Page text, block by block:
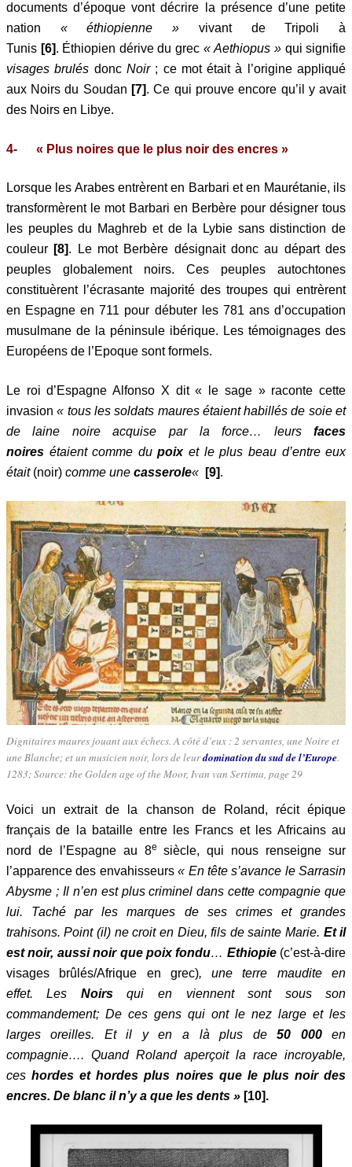
documents d’époque vont décrire la présence d’une petite
nation « éthiopienne » vivant de Tripoli à
Tunis [6]. Éthiopien dérive du grec « Aethiopus »qui signifie
visages brulés donc Noir ; ce mot était à l’origine appliqué
aux Noirs du Soudan [7]. Ce qui prouve encore qu’il y avait
des Noirs en Libye.
4- « Plus noires que le plus noir des encres »
Lorsque les Arabes entrèrent en Barbari et en Maurétanie, ils
transformèrent le mot Barbari en Berbère pour désigner tous
les peuples du Maghreb et de la Lybie sans distinction de
couleur [8]. Le mot Berbère désignait donc au départ des
peuples globalement noirs. Ces peuples autochtones
constituèrent l’écrasante majorité des troupes qui entrèrent
en Espagne en 711 pour débuter les 781 ans d’occupation
musulmane de la péninsule ibérique. Les témoignages des
Européens de l’Epoque sont formels.
Le roi d’Espagne Alfonso X dit « le sage » raconte cette
invasion« tous les soldats maures étaient habillés de soie et
de laine noire acquise par la force… leursfaces
noiresétaient comme dupoixet le plus beau d’entre eux
était (noir)comme une casserole« [9].
Dignitaires maures jouant aux échecs. A côté d’eux : 2 servantes, une Noire et
une Blanche; et un musicien noir, lors de leurdomination du sud de l’Europe.
1283; Source: the Golden age of the Moor, Ivan van Sertima, page 29
Voici un extrait de la chanson de Roland, récit épique
français de la bataille entre les Francs et les Africains au
nord de l’Espagne au 8e
siècle, qui nous renseigne sur
l’apparence des envahisseurs« En tête s’avance le Sarrasin
Abysme; Il n’en est plus criminel dans cette compagnie que
lui. Taché par les marques de ses crimes et grandes
trahisons. Point (il) ne croit en Dieu, fils de sainte Marie. Et il
est noir, aussi noir que poix fondu… Ethiopie (c’est-à-dire
visages brûlés/Afrique en grec), une terre maudite en
effet. Les Noirsqui en viennent sont sous son
commandement; De ces gens qui ont le nez large et les
larges oreilles. Et il y en a là plus de50 000en
compagnie…. Quand Roland aperçoit la race incroyable,
ces hordes et hordes plus noires que le plus noir des
encres. De blanc il n’y a que les dents »[10].